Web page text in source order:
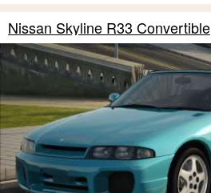
Nissan Skyline R33 Convertible